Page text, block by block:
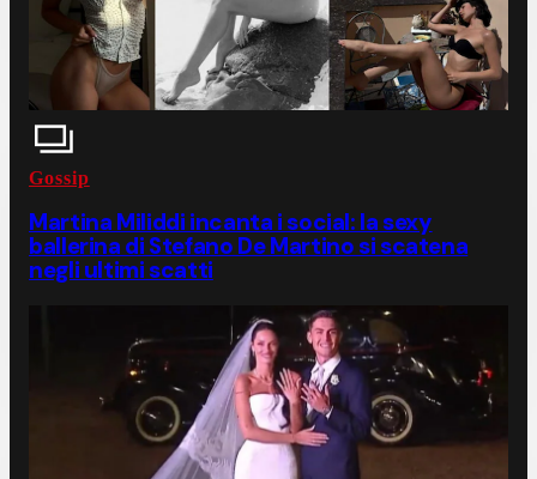
Gossip
Martina Miliddi incanta i social: la sexy
ballerina di Stefano De Martino si scatena
negli ultimi scatti